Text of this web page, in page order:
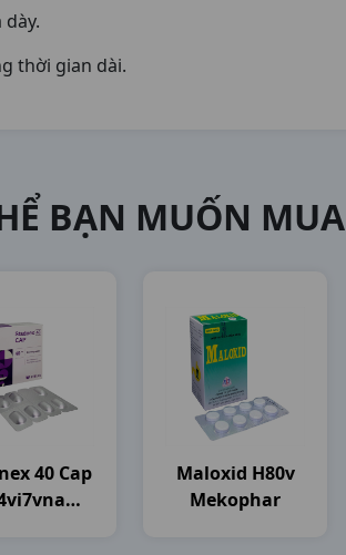
thời gian dài.
BẠN MUỐN MUA
40 Cap
Maloxid H80v
Mekophar